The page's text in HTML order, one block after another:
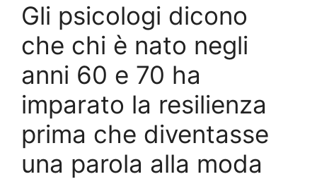
Gli psicologi dicono
che chi è nato negli
anni 60 e 70 ha
imparato la resilienza
prima che diventasse
una parola alla moda